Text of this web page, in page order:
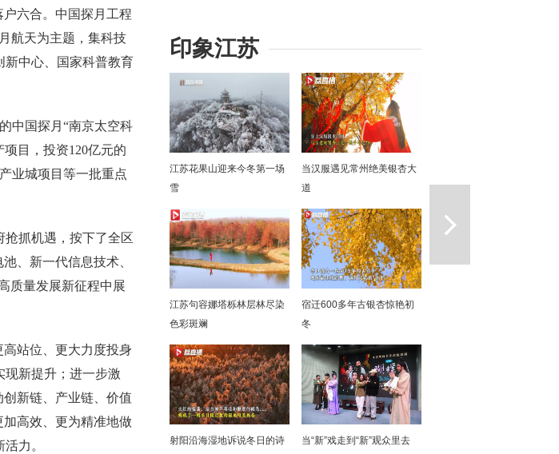
六合。中国探月工程
航天为主题，集科技
新中心、国家科普教育
中国探月“南京太空科
目，投资120亿元的
业城项目等一批重点
抓机遇，按下了全区
、新一代信息技术、
质量发展新征程中展
站位、更大力度投身
现新提升；进一步激
新链、产业链、价值
高效、更为精准地做
力。
· 苏州：奋力打造全球具有领先地位的“智造之城”
· 【改变在身边】今年起扬州环卫工享免费早餐
· 江苏高速公路因雾霾特级管制均已解除
印象江苏
江苏花果山迎来今冬第一场
雪
当汉服遇见常州绝美银杏大
道
江苏句容娜塔栎林层林尽染
色彩斑斓
宿迁600多年古银杏惊艳初
冬
射阳沿海湿地诉说冬日的诗 当“新”戏走到“新”观众里去